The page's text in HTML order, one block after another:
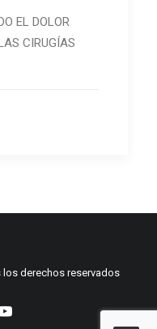
EL DOLOR
CIRUGÍAS
derechos reservados